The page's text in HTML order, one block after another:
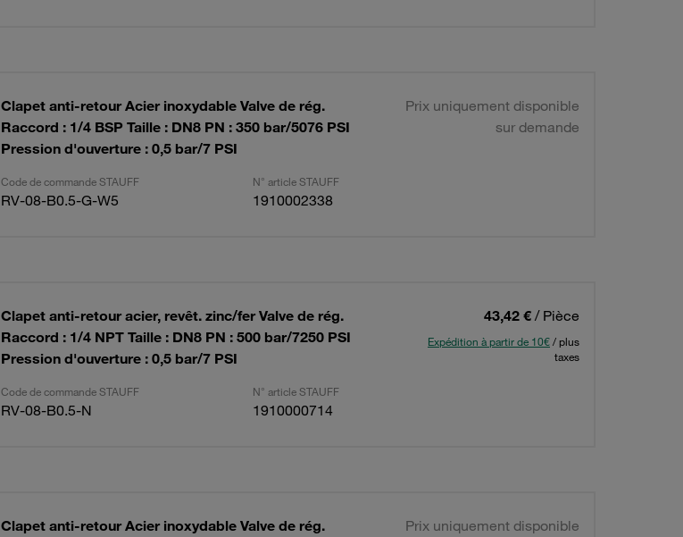
Clapet anti-retour Acier inoxydable Valve de rég.
Raccord : 1/4 BSP Taille : DN8 PN : 350 bar/5076 PSI
Pression d'ouverture : 0,5 bar/7 PSI
Prix uniquement disponible
sur demande
Code de commande STAUFF N° article STAUFF
RV-08-B0.5-G-W5 1910002338
Clapet anti-retour acier, revêt. zinc/fer Valve de rég.
Raccord : 1/4 NPT Taille : DN8 PN : 500 bar/7250 PSI
Pression d'ouverture : 0,5 bar/7 PSI
43,42 € / Pièce
Expédition à partir de 10€/ plus
taxes
Code de commande STAUFF N° article STAUFF
RV-08-B0.5-N 1910000714
Clapet anti-retour Acier inoxydable Valve de rég.
Prix uniquement disponible